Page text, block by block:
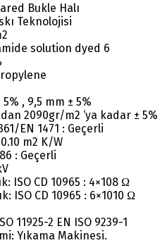
Bukle Halı
Teknolojisi
solution dyed 6
, 9,5 mm ± 5%
2090gr/m2 ‘ya kadar ± 5%
EN 1471 : Geçerli
m2 K/W
: Geçerli
ISO CD 10965 : 4×108 Ω
ISO CD 10965 : 6×1010 Ω
11925-2 EN ISO 9239-1
Yıkama Makinesi.